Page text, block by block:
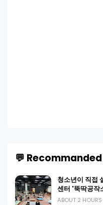
💬 Recommanded
청소년이 직접
센터 '뚝딱공작
ABOUT 2